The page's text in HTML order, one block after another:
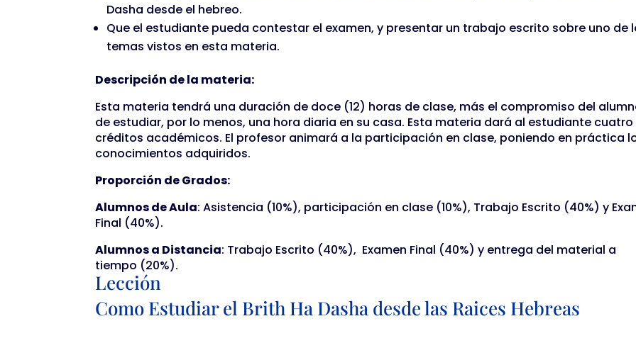
Dasha desde el hebreo.
Que el estudiante pueda contestar el examen, y presentar un trabajo escrito sobre uno de
temas vistos en esta materia.
Descripción de la materia:
Esta materia tendrá una duración de doce (12) horas de clase, más el compromiso del
de estudiar, por lo menos, una hora diaria en su casa. Esta materia dará al estudiante cuatro
créditos académicos. El profesor animará a la participación en clase, poniendo en práctica
conocimientos adquiridos.
Proporción de Grados:
Alumnos de Aula: Asistencia (10%), participación en clase (10%), Trabajo Escrito (40%) y
Final (40%).
Alumnos a Distancia: Trabajo Escrito (40%), Examen Final (40%) y entrega del material a
tiempo (20%).
Lección
Como Estudiar el Brith Ha Dasha desde las Raices Hebreas